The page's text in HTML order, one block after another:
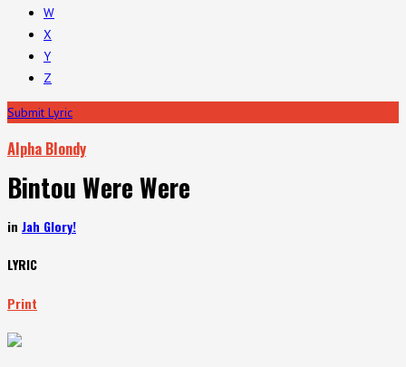
W
X
Y
Z
Submit Lyric
Alpha Blondy
Bintou Were Were
in Jah Glory!
LYRIC
Print